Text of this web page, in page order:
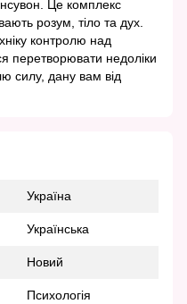
Це комплекс
розум, тіло та дух.
контролю над
перетворювати недоліки
силу, дану вам від
Україна
Українська
Новий
Психологія